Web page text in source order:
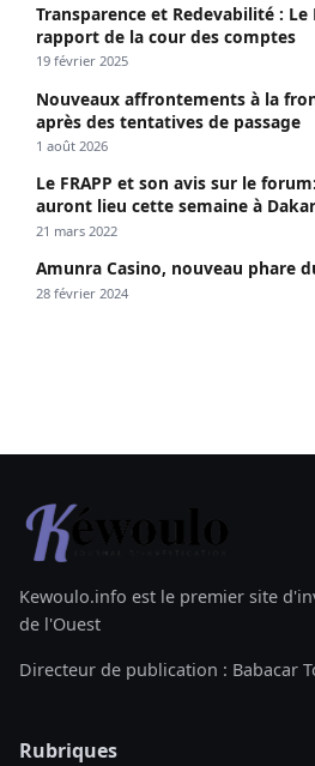
Transparence et Redevabilité :
rapport de la cour des comptes
19 février 2025
Nouveaux affrontements à la
après des tentatives de passage
1 août 2026
Le FRAPP et son avis sur le
auront lieu cette semaine à
21 mars 2022
Amunra Casino, nouveau phare
28 février 2024
Kewoulo.info est le premier site
de l'Ouest
Directeur de publication : Babacar
Rubriques